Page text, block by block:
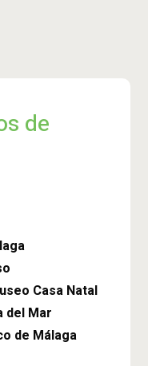
de
Casa Natal
del Mar
de Málaga